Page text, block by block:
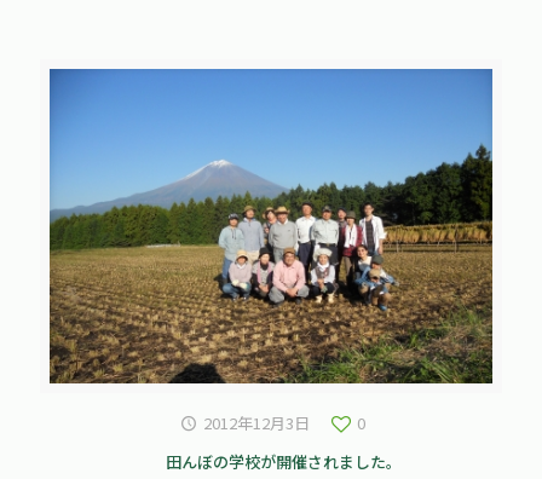
2012年12月3日
0
田んぼの学校が開催されました。